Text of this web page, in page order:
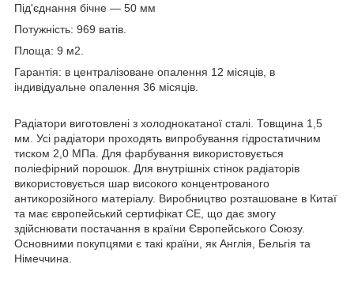
Під'єднання бічне — 50 мм
Потужність: 969 ватів.
Площа: 9 м2.
Гарантія: в централізоване опалення 12 місяців, в
індивідуальне опалення 36 місяців.
Радіатори виготовлені з холоднокатаної сталі. Товщина 1,5
мм. Усі радіатори проходять випробування гідростатичним
тиском 2,0 МПа. Для фарбування використовується
поліефірний порошок. Для внутрішніх стінок радіаторів
використовується шар високого концентрованого
антикорозійного матеріалу. Виробництво розташоване в Китаї
та має європейський сертифікат СЕ, що дає змогу
здійснювати постачання в країни Європейського Союзу.
Основними покупцями є такі країни, як Англія, Бельгія та
Німеччина.